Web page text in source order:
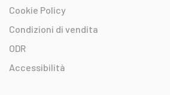
Cookie Policy
Condizioni di vendita
ODR
Accessibilità